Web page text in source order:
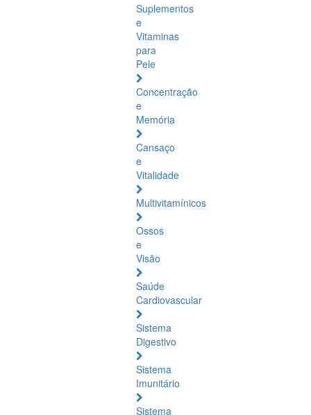
Suplementos
e
Vitaminas
para
Pele
Concentração
e
Memória
Cansaço
e
Vitalidade
Multivitamínicos
Ossos
e
Visão
Saúde
Cardiovascular
Sistema
Digestivo
Sistema
Imunitário
Sistema